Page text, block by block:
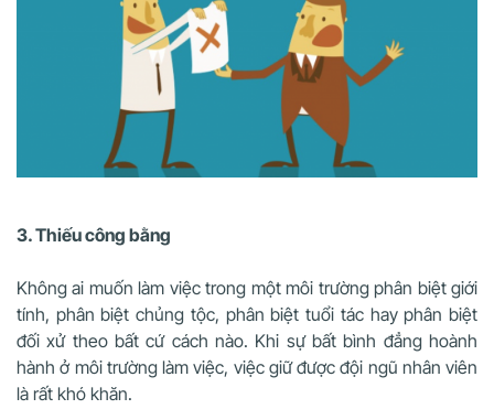
3. Thiếu công bằng
Không ai muốn làm việc trong một môi trường phân biệt giới
tính, phân biệt chủng tộc, phân biệt tuổi tác hay phân biệt
đối xử theo bất cứ cách nào. Khi sự bất bình đẳng hoành
hành ở môi trường làm việc, việc giữ được đội ngũ nhân viên
là rất khó khăn.